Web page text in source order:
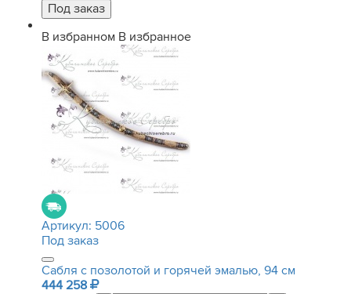
В избранном В избранное
Артикул: 5006
Под заказ
Сабля с позолотой и горячей эмалью, 94 см
444 258